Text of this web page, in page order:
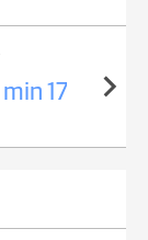
17°C